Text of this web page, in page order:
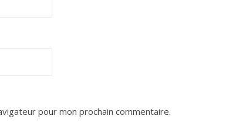
pour mon prochain commentaire.